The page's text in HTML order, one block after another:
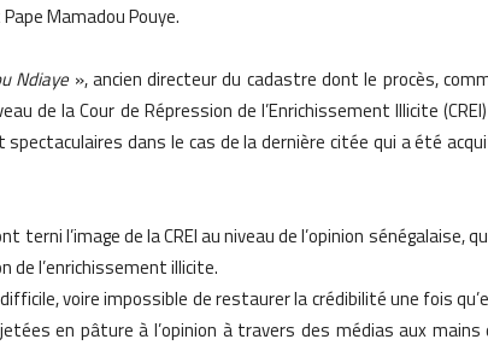
Mamadou Pouye.
Ndiaye », ancien directeur du cadastre dont le procès,
de la Cour de Répression de l’Enrichissement Illicite
dans le cas de la dernière citée qui a été
terni l’image de la CREI au niveau de l’opinion sénégalaise,
de l’enrichissement illicite.
voire impossible de restaurer la crédibilité une fois
en pâture à l’opinion à travers des médias aux